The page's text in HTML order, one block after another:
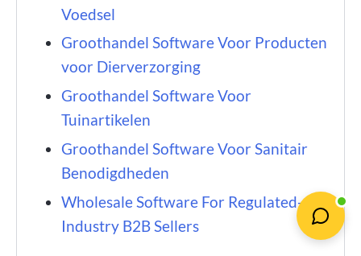
Voedsel
Groothandel Software Voor Producten
voor Dierverzorging
Groothandel Software Voor
Tuinartikelen
Groothandel Software Voor Sanitair
Benodigdheden
Wholesale Software For Regulated-
Industry B2B Sellers